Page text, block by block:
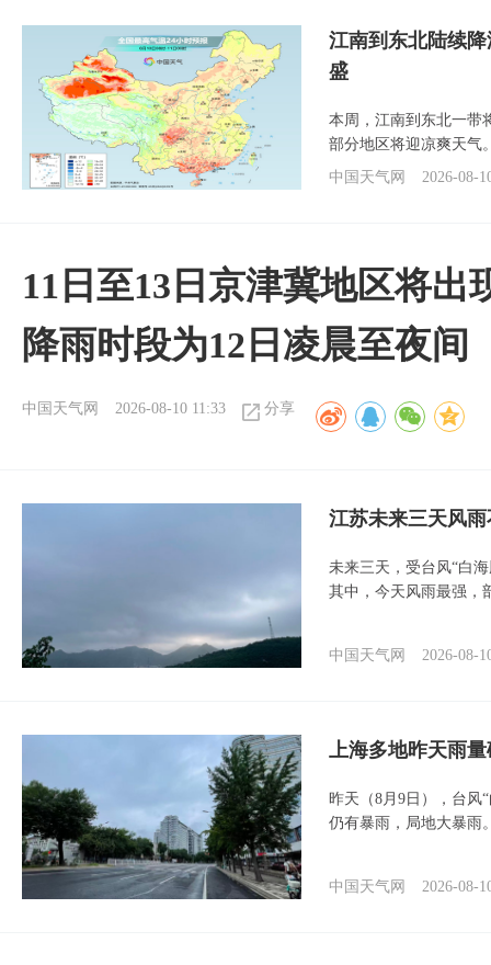
江南到东北陆续
盛
本周，江南到东北一带
部分地区将迎凉爽天气
中国天气网
2026-08-
11日至13日京津冀地区将出
降雨时段为12日凌晨至夜间
中国天气网 2026-08-10 11:33 分享
江苏未来三天风
未来三天，受台风“白
其中，今天风雨最强，
中国天气网 2026-08-
上海多地昨天雨
昨天（8月9日），台风
仍有暴雨，局地大暴雨
中国天气网 2026-08-